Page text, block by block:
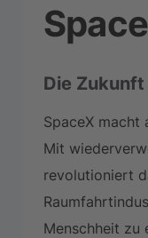
Die
SpaceX macht
Mit
revolutioniert
Menschheit zu